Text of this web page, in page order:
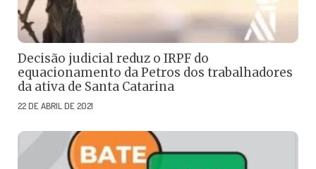
Decisão judicial reduz o IRPF do
equacionamento da Petros dos trabalhadores
da ativa de Santa Catarina
22 DE ABRIL DE 2021